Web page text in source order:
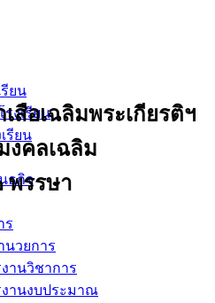
รียน
งเรียน
รียน
ธกิจ
ร
นวยการ
านวิชาการ
านงบประมาณ
สือเฉลิมพระเกียรติฯ
งคลเฉลิม
พรรษา